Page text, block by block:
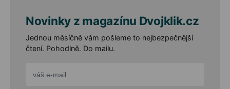
Novinky z magazínu Dvojklik.cz
Jednou měsíčně vám pošleme to nejbezpečnější
čtení. Pohodlně. Do mailu.